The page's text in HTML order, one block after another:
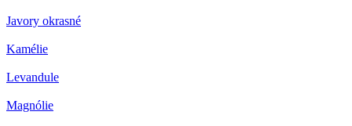
Javory okrasné
Kamélie
Levandule
Magnólie